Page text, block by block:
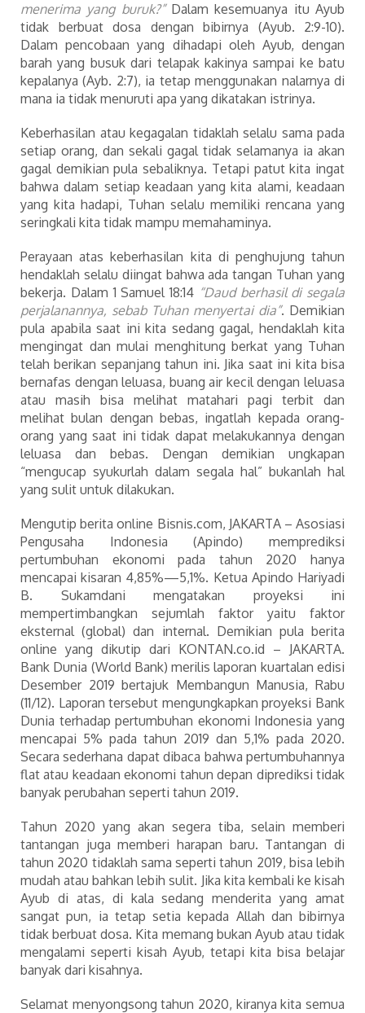
menerima yang buruk?”Dalam kesemuanya itu Ayub
tidak berbuat dosa dengan bibirnya (Ayub. 2:9-10).
Dalam pencobaan yang dihadapi oleh Ayub, dengan
barah yang busuk dari telapak kakinya sampai ke batu
kepalanya (Ayb. 2:7), ia tetap menggunakan nalarnya di
mana ia tidak menuruti apa yang dikatakan istrinya.
Keberhasilan atau kegagalan tidaklah selalu sama pada
setiap orang, dan sekali gagal tidak selamanya ia akan
gagal demikian pula sebaliknya. Tetapi patut kita ingat
bahwa dalam setiap keadaan yang kita alami, keadaan
yang kita hadapi, Tuhan selalu memiliki rencana yang
seringkali kita tidak mampu memahaminya.
Perayaan atas keberhasilan kita di penghujung tahun
hendaklah selalu diingat bahwa ada tangan Tuhan yang
bekerja. Dalam 1 Samuel 18:14 “Daud berhasil di segala
perjalanannya, sebab Tuhan menyertai dia”. Demikian
pula apabila saat ini kita sedang gagal, hendaklah kita
mengingat dan mulai menghitung berkat yang Tuhan
telah berikan sepanjang tahun ini. Jika saat ini kita bisa
bernafas dengan leluasa, buang air kecil dengan leluasa
atau masih bisa melihat matahari pagi terbit dan
melihat bulan dengan bebas, ingatlah kepada orang-
orang yang saat ini tidak dapat melakukannya dengan
leluasa dan bebas. Dengan demikian ungkapan
“mengucap syukurlah dalam segala hal” bukanlah hal
yang sulit untuk dilakukan.
Mengutip berita online Bisnis.com, JAKARTA – Asosiasi
Pengusaha Indonesia (Apindo) memprediksi
pertumbuhan ekonomi pada tahun 2020 hanya
mencapai kisaran 4,85%—5,1%. Ketua Apindo Hariyadi
B. Sukamdani mengatakan proyeksi ini
mempertimbangkan sejumlah faktor yaitu faktor
eksternal (global) dan internal. Demikian pula berita
online yang dikutip dari KONTAN.co.id – JAKARTA.
Bank Dunia (World Bank) merilis laporan kuartalan edisi
Desember 2019 bertajuk Membangun Manusia, Rabu
(11/12). Laporan tersebut mengungkapkan proyeksi Bank
Dunia terhadap pertumbuhan ekonomi Indonesia yang
mencapai 5% pada tahun 2019 dan 5,1% pada 2020.
Secara sederhana dapat dibaca bahwa pertumbuhannya
flat atau keadaan ekonomi tahun depan diprediksi tidak
banyak perubahan seperti tahun 2019.
Tahun 2020 yang akan segera tiba, selain memberi
tantangan juga memberi harapan baru. Tantangan di
tahun 2020 tidaklah sama seperti tahun 2019, bisa lebih
mudah atau bahkan lebih sulit. Jika kita kembali ke kisah
Ayub di atas, di kala sedang menderita yang amat
sangat pun, ia tetap setia kepada Allah dan bibirnya
tidak berbuat dosa. Kita memang bukan Ayub atau tidak
mengalami seperti kisah Ayub, tetapi kita bisa belajar
banyak dari kisahnya.
Selamat menyongsong tahun 2020, kiranya kita semua